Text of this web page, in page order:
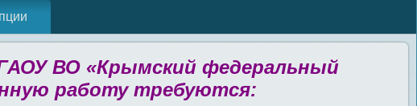
ВО «Крымский федеральный
работу требуются: